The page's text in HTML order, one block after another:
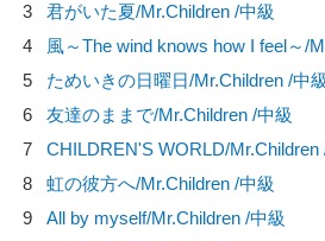
3
君がいた夏/Mr.Children /中級
4
風～The wind knows how I feel～/
5
ためいきの日曜日/Mr.Children /中級
6
友達のままで/Mr.Children /中級
7
CHILDREN'S WORLD/Mr.Children
8
虹の彼方へ/Mr.Children /中級
9
All by myself/Mr.Children /中級